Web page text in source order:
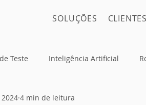
SOLUÇÕES CLIENTES
Teste Inteligência Artificial
4 min de leitura